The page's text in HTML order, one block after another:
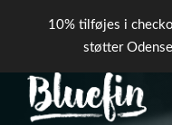
10% tilføjes i
støtter